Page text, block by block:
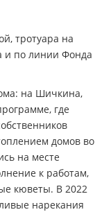
тротуара на
и по линии Фонда
на Шичкина,
где
домов во
на месте
к работам,
кюветы. В 2022
нарекания